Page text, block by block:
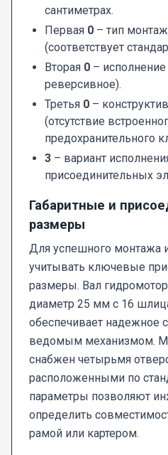
сантиметрах.
Первая 0 – тип
(соответствует
Вторая 0 –
реверсивное).
Третья 0 –
(отсутствие
предохранительного
3 – вариант
присоединительных
Габаритные и
размеры
Для успешного монтажа
учитывать ключевые
размеры. Вал
диаметр 25 мм с 16
обеспечивает надежное
ведомым механизмом.
снабжен четырьмя
расположенными по
параметры позволяют
определить
рамой или картером.